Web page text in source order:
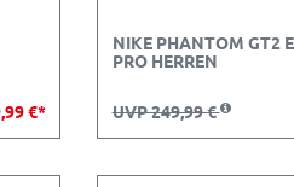
€*
NIKE PHANTOM GT2
PRO HERREN
UVP 249,99 €